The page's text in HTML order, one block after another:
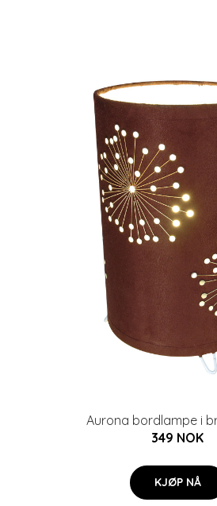
Aurona bordlampe i
349 NOK
KJØP NÅ